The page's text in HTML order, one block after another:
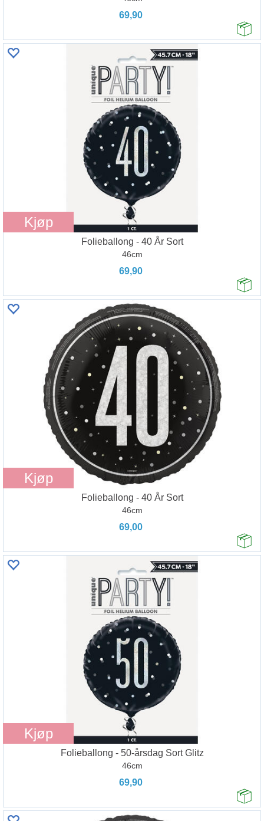
69,90
Kjøp
Folieballong - 40 År Sort
46cm
69,90
Kjøp
Folieballong - 40 År Sort
46cm
69,00
Kjøp
Folieballong - 50-årsdag Sort Glitz
46cm
69,90